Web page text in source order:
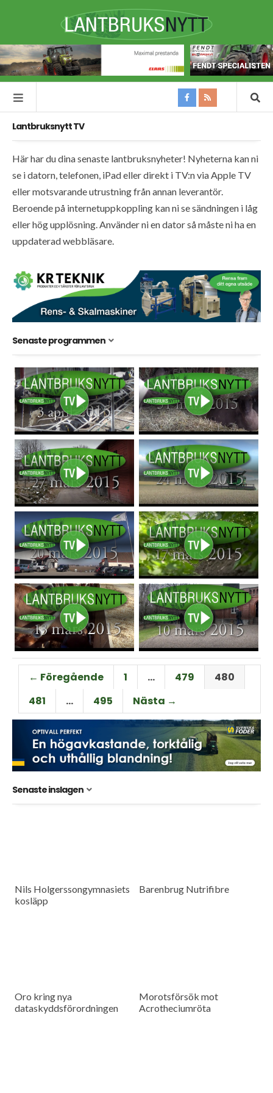
Lantbruksnytt TV
Här har du dina senaste lantbruksnyheter! Nyheterna kan ni
se i datorn, telefonen, iPad eller direkt i TV:n via Apple TV
eller motsvarande utrustning från annan leverantör.
Beroende på internetuppkoppling kan ni se sändningen i låg
eller hög upplösning. Använder ni en dator så måste ni ha en
uppdaterad webbläsare.
Senaste programmen
← Föregående 1 … 479
480
481
… 495 Nästa →
Senaste inslagen
Nils Holgerssongymnasiets
kosläpp
Barenbrug Nutrifibre
Oro kring nya
dataskyddsförordningen
Morotsförsök mot
Acrotheciumröta